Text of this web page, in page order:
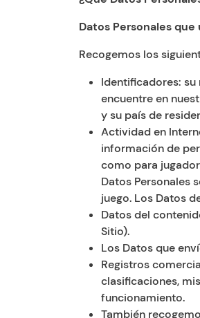
Datos Personales
Recogemos los
Identificadores:
encuentre en
y su país de
Actividad en
información de
como para
Datos Personales
juego. Los Datos
Datos del
Sitio).
Los Datos que
Registros
clasificaciones,
funcionamiento.
También